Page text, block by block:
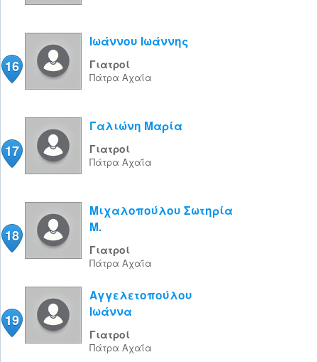
16
Ιωάννου Ιωάννης
Γιατροί
Πάτρα Αχαΐα
17
Γαλιώνη Μαρία
Γιατροί
Πάτρα Αχαΐα
18
Μιχαλοπούλου Σωτηρία
Μ.
Γιατροί
Πάτρα Αχαΐα
19
Αγγελετοπούλου
Ιωάννα
Γιατροί
Πάτρα Αχαΐα